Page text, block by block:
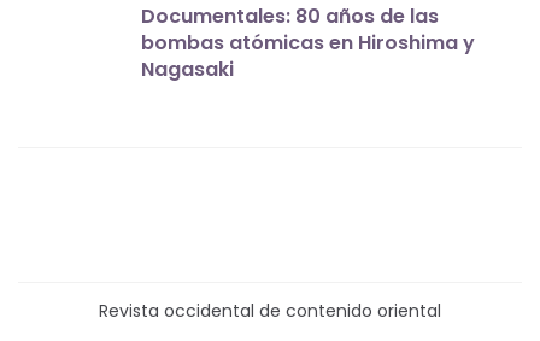
Documentales: 80 años de las
bombas atómicas en Hiroshima y
Nagasaki
Revista occidental de contenido oriental